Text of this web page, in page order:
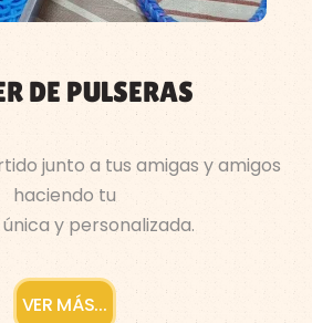
DE PULSERAS
junto a tus amigas y amigos
haciendo tu
y personalizada.
VER MÁS...